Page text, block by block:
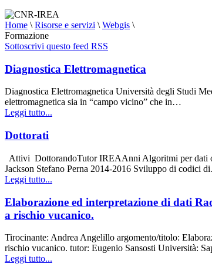
Home \ Risorse e servizi \ Webgis \
Formazione
Sottoscrivi questo feed RSS
Diagnostica Elettromagnetica
Diagnostica Elettromagnetica Università degli Studi
elettromagnetica sia in “campo vicino” che in…
Leggi tutto...
Dottorati
Attivi DottorandoTutor IREAAnni Algoritmi per dati
Jackson Stefano Perna 2014-2016 Sviluppo di codici
Leggi tutto...
Elaborazione ed interpretazione di dati
a rischio vucanico.
Tirocinante: Andrea Angelillo argomento/titolo:
rischio vucanico. tutor: Eugenio Sansosti Università:
Leggi tutto...